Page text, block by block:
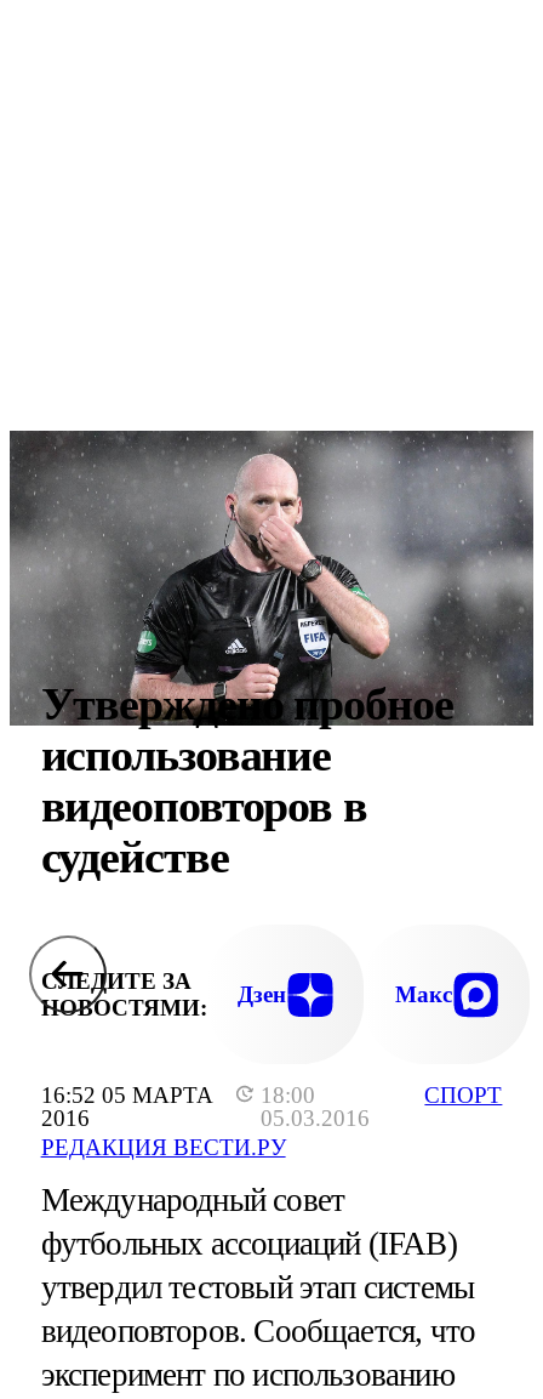
16:52 05 МАРТА
2016
18:00
05.03.2016
РЕДАКЦИЯ ВЕСТИ.РУ
СПОРТ
Утверждено пробное
использование
видеоповторов в
судействе
СЛЕДИТЕ ЗА
НОВОСТЯМИ:
Дзен Макс
Международный совет
футбольных ассоциаций (IFAB)
утвердил тестовый этап системы
видеоповторов. Сообщается, что
эксперимент по использованию